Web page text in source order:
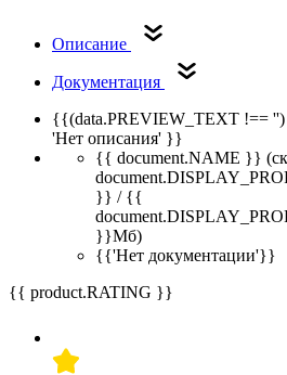
Описание
Документация
{{(data.PREVIEW_TEXT !==
'Нет описания' }}
{{ document.NAME }}
}} / {{
}}Мб)
{{'Нет документации'}}
{{ product.RATING }}